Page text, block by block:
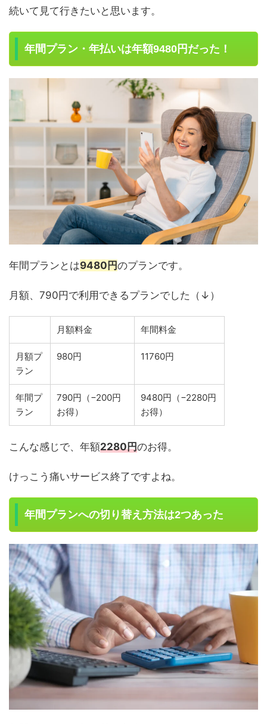
続いて見て行きたいと思います。
年間プラン・年払いは年額9480円だった！
年間プランとは9480円のプランです。
月額、790円で利用できるプランでした（↓）
月額料金 年間料金
月額プ
ラン
980円 11760円
年間プ
ラン
790円（−200円
お得）
9480円（−2280円
お得）
こんな感じで、年額2280円のお得。
けっこう痛いサービス終了ですよね。
年間プランへの切り替え方法は2つあった